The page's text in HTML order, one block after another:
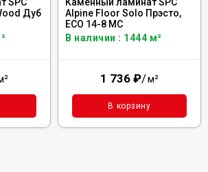
Дуб
Alpine Floor Solo Прэсто,
ЕСО 14-8 MC
В наличии : 1444 м²
1 736 ₽/м²
В корзину